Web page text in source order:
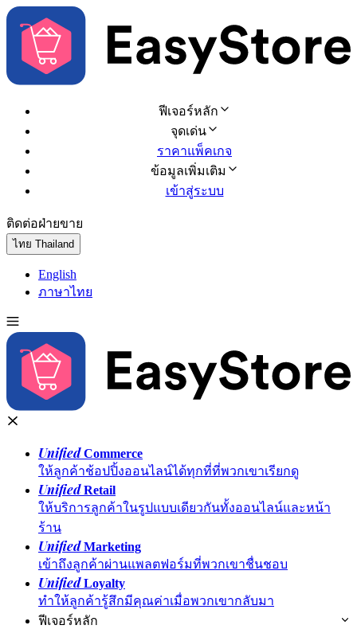
ฟีเจอร์หลัก
จุดเด่น
ราคาแพ็คเกจ
ข้อมูลเพิ่มเติม
เข้าสู่ระบบ
ติดต่อฝ่ายขาย
ไทย Thailand
English
ภาษาไทย
UnifiedCommerce
ให้ลูกค้าช้อปปิ้งออนไลน์ได้ทุกที่ที่พวกเขาเรียกดู
UnifiedRetail
ให้บริการลูกค้าในรูปแบบเดียวกันทั้งออนไลน์และหน้า
ร้าน
UnifiedMarketing
เข้าถึงลูกค้าผ่านแพลตฟอร์มที่พวกเขาชื่นชอบ
UnifiedLoyalty
ทำให้ลูกค้ารู้สึกมีคุณค่าเมื่อพวกเขากลับมา
ฟีเจอร์หลัก